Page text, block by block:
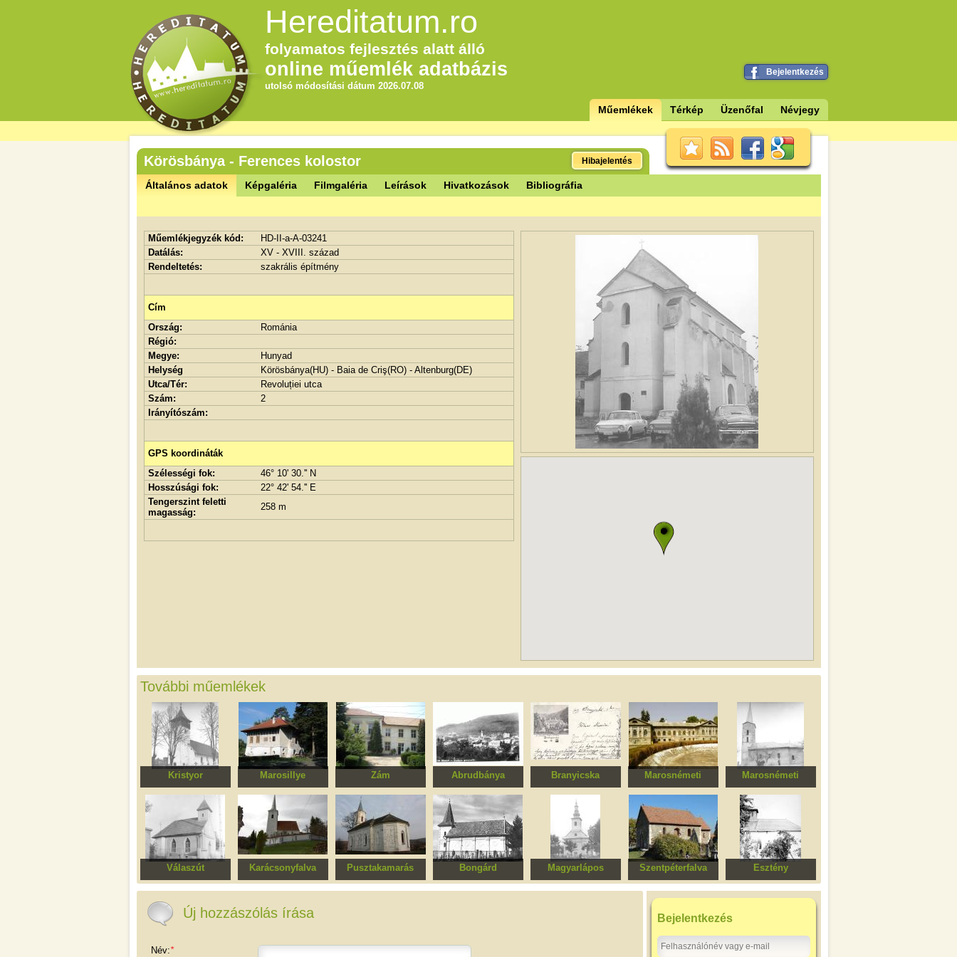
Hereditatum.ro
folyamatos fejlesztés alatt álló
online műemlék adatbázis
utolsó módosítási dátum 2026.07.08
Bejelentkezés
Műemlékek Térkép Üzenőfal Névjegy
Körösbánya - Ferences kolostor Hibajelentés
Általános adatok Képgaléria Filmgaléria Leírások Hivatkozások Bibliográfia
Műemlékjegyzék kód:
HD-II-a-A-03241
Datálás:
XV - XVIII. század
Rendeltetés:
szakrális építmény
Cím
Ország:
Románia
Régió:
Megye:
Hunyad
Helység
Körösbánya(HU) - Baia de Criş(RO) - Altenburg(DE)
Utca/Tér:
Revoluției utca
Szám:
2
Irányítószám:
GPS koordináták
Szélességi fok:
46° 10' 30.'' N
Hosszúsági fok:
22° 42' 54.'' E
Tengerszint feletti
magasság:
258 m
További műemlékek
Kristyor
Szűz Mária
mennybemenetele
ortodox templom
Marosillye
Veres-bástya
(Bethlen Gábor
fejedelem szülőháza),
ma múzeum
Zám
Nopcsa kastély, ma
elmegyógyintézet
Abrudbánya
Római katolikus
templom
Branyicska
Jósika kastély
Marosnémeti
Gyulay Ferencz
Marosnémeti
Református templom
Válaszút
Református templom
Karácsonyfalva
Unitárius
Pusztakamarás
Református templom
Bongárd
Szent Mária
Magyarlápos
Római katolikus
Szentpéterfalva
Szent György ortodox
templom
Esztény
Református templom
Új hozzászólás írása
Név:*
Bejelentkezés